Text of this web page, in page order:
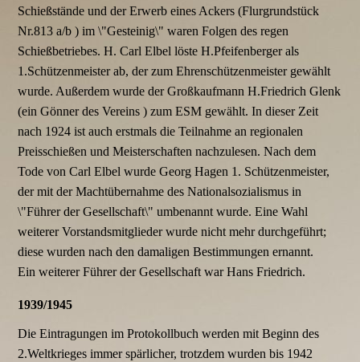
Schießstände und der Erwerb eines Ackers (Flurgrundstück
Nr.813 a/b ) im \"Gesteinig\" waren Folgen des regen
Schießbetriebes. H. Carl Elbel löste H.Pfeifenberger als
1.Schützenmeister ab, der zum Ehrenschützenmeister gewählt
wurde. Außerdem wurde der Großkaufmann H.Friedrich Glenk
(ein Gönner des Vereins ) zum ESM gewählt. In dieser Zeit
nach 1924 ist auch erstmals die Teilnahme an regionalen
Preisschießen und Meisterschaften nachzulesen. Nach dem
Tode von Carl Elbel wurde Georg Hagen 1. Schützenmeister,
der mit der Machtübernahme des Nationalsozialismus in
\"Führer der Gesellschaft\" umbenannt wurde. Eine Wahl
weiterer Vorstandsmitglieder wurde nicht mehr durchgeführt;
diese wurden nach den damaligen Bestimmungen ernannt.
Ein weiterer Führer der Gesellschaft war Hans Friedrich.
1939/1945
Die Eintragungen im Protokollbuch werden mit Beginn des
2.Weltkrieges immer spärlicher, trotzdem wurden bis 1942